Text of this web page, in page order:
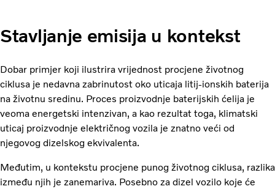
Stavljanje emisija u kontekst
Dobar primjer koji ilustrira vrijednost procjene životnog
ciklusa je nedavna zabrinutost oko uticaja litij-ionskih baterija
na životnu sredinu. Proces proizvodnje baterijskih ćelija je
veoma energetski intenzivan, a kao rezultat toga, klimatski
uticaj proizvodnje električnog vozila je znatno veći od
njegovog dizelskog ekvivalenta.
Međutim, u kontekstu procjene punog životnog ciklusa, razlika
između njih je zanemariva. Posebno za dizel vozilo koje će